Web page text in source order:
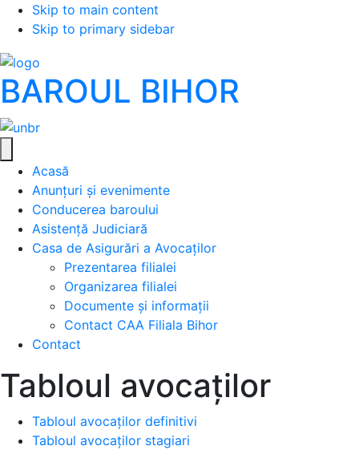
Skip to main content
Skip to primary sidebar
BAROUL BIHOR
Acasă
Anunțuri și evenimente
Conducerea baroului
Asistență Judiciară
Casa de Asigurări a Avocaților
Prezentarea filialei
Organizarea filialei
Documente și informații
Contact CAA Filiala Bihor
Contact
Tabloul avocaților
Tabloul avocaților definitivi
Tabloul avocaților stagiari